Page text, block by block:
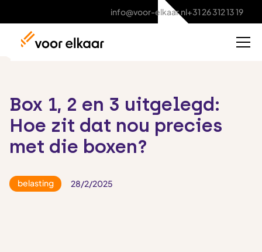
info@voor-elkaar.nl+31 26 312 13 19
Box 1, 2 en 3 uitgelegd:
Hoe zit dat nou precies
met die boxen?
belasting 28/2/2025